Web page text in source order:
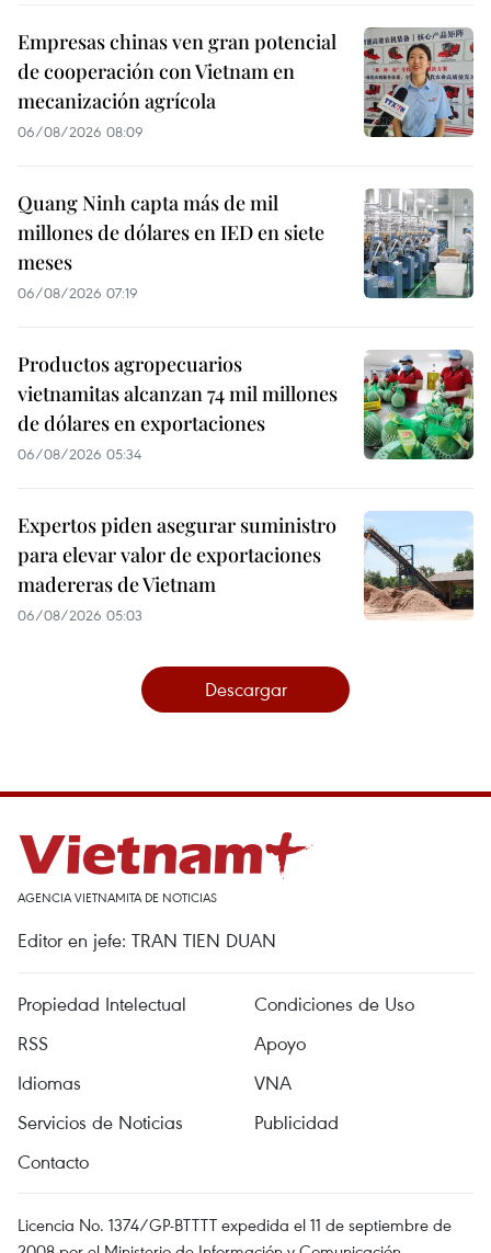
Empresas chinas ven gran potencial
de cooperación con Vietnam en
mecanización agrícola
06/08/2026 08:09
Quang Ninh capta más de mil
millones de dólares en IED en siete
meses
06/08/2026 07:19
Productos agropecuarios
vietnamitas alcanzan 74 mil millones
de dólares en exportaciones
06/08/2026 05:34
Expertos piden asegurar suministro
para elevar valor de exportaciones
madereras de Vietnam
06/08/2026 05:03
Descargar
AGENCIA VIETNAMITA DE NOTICIAS
Editor en jefe: TRAN TIEN DUAN
Propiedad Intelectual
Condiciones de Uso
RSS
Apoyo
Idiomas
VNA
Servicios de Noticias
Publicidad
Contacto
Licencia No. 1374/GP-BTTTT expedida el 11 de septiembre de